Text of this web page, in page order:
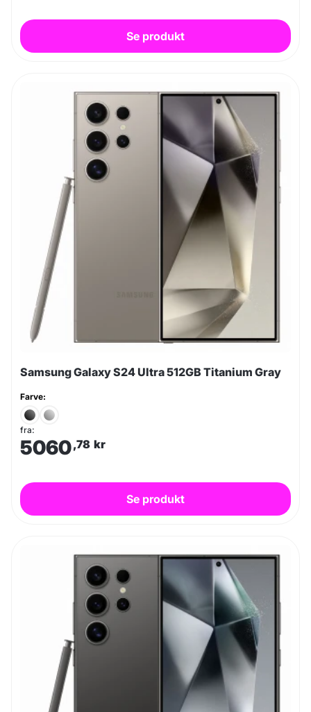
Se produkt
Samsung Galaxy S24 Ultra 512GB Titanium Gray
Farve:
fra:
5060,78 kr
Se produkt